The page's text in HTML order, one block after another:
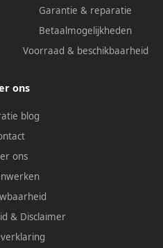
Garantie & reparatie
Betaalmogelijkheden
Voorraad & beschikbaarheid
ons
blog
ons
& Disclaimer